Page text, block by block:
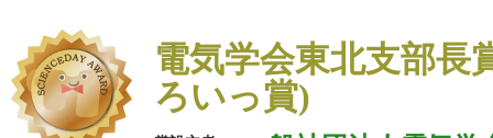
電気学会東北支部長
ろいっ賞)